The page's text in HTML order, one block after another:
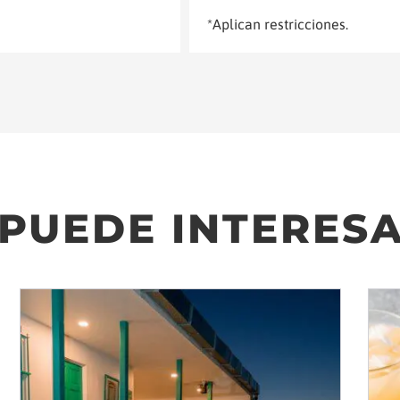
*Aplican restricciones.